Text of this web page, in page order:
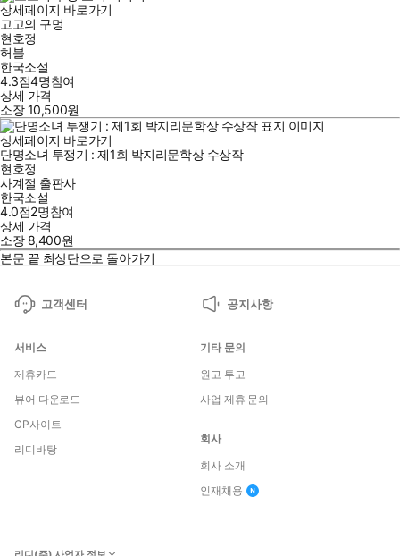
상세페이지 바로가기
고고의 구멍
현호정
허블
한국소설
4.3점4명참여
상세 가격
소장10,500원
상세페이지 바로가기
단명소녀 투쟁기 : 제1회 박지리문학상 수상작
현호정
사계절 출판사
한국소설
4.0점2명참여
상세 가격
소장 8,400원
본문 끝 최상단으로 돌아가기
고객센터 공지사항
서비스
제휴카드
뷰어 다운로드
CP사이트
리디바탕
기타 문의
원고 투고
사업 제휴 문의
회사
회사 소개
인재채용